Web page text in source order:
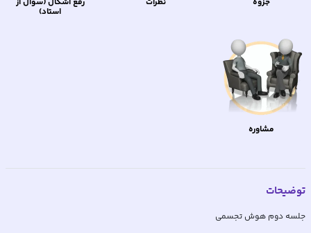
استاد)
مشاوره
توضیحات
جلسه دوم هوش تجسمی